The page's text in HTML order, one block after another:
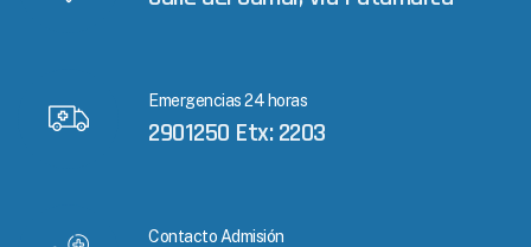
Emergencias 24 horas
2901250 Etx: 2203
Contacto Admisión